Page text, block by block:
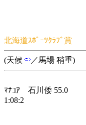
北海道ｽﾎﾟｰﾂｸﾗﾌﾞ賞
(天候 ／馬場 稍重)
ﾏﾅｺｱ 石川倭 55.0
1:08:2